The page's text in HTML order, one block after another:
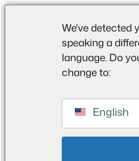
We've detected
speaking a
language. Do
change to:
English